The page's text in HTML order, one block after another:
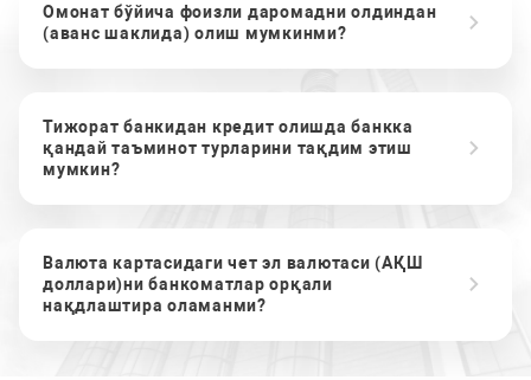
Омонат бўйича фоизли даромадни олдиндан
(аванс шаклида) олиш мумкинми?
Тижорат банкидан кредит олишда банкка
қандай таъминот турларини тақдим этиш
мумкин?
Валюта картасидаги чет эл валютаси (АҚШ
доллари)ни банкоматлар орқали
нақдлаштира оламанми?